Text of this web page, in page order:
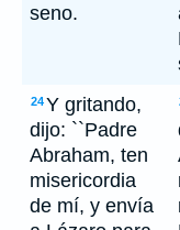
seno.
24Y gritando,
dijo: ``Padre
Abraham, ten
misericordia
de mí, y envía